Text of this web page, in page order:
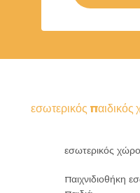
εσωτερικός παιδικός
εσωτερικός
παιχνιδιοθήκη